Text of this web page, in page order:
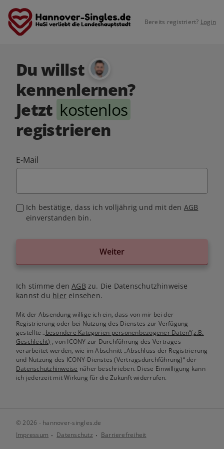
Bereits registriert? Login
Du willst
kennenlernen?
Jetzt kostenlos
registrieren
E-Mail
Ich bestätige, dass ich volljährig und mit den AGB
einverstanden bin.
Weiter
Ich stimme denAGB zu. Die Datenschutzhinweise
kannst du hiereinsehen.
Mit der Absendung willige ich ein, dass von mir bei der
Registrierung oder bei Nutzung des Dienstes zur Verfügung
gestellte„besondere Kategorien personenbezogener Daten“(z.B.
Geschlecht) , von ICONY zur Durchführung des Vertrages
verarbeitet werden, wie im Abschnitt „Abschluss der Registrierung
und Nutzung des ICONY-Dienstes (Vertragsdurchführung)“ der
Datenschutzhinweise näher beschrieben. Diese Einwilligung kann
ich jederzeit mit Wirkung für die Zukunft widerrufen.
© 2026 - hannover-singles.de
Impressum
Datenschutz Barrierefreiheit